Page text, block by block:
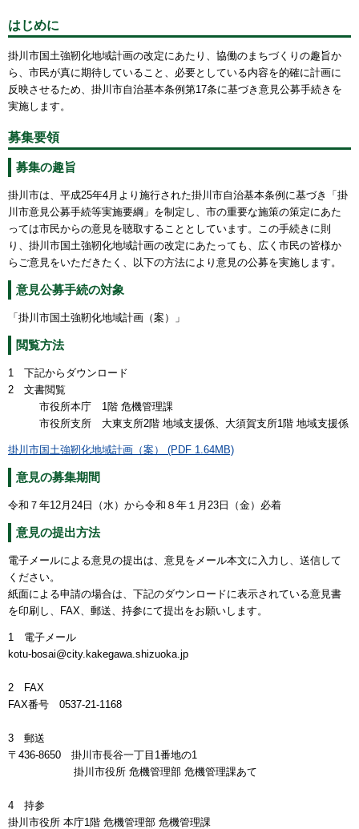
はじめに
掛川市国土強靭化地域計画の改定にあたり、協働のまちづくりの趣旨か
ら、市民が真に期待していること、必要としている内容を的確に計画に
反映させるため、掛川市自治基本条例第17条に基づき意見公募手続きを
実施します。
募集要領
募集の趣旨
掛川市は、平成25年4月より施行された掛川市自治基本条例に基づき「掛
川市意見公募手続等実施要綱」を制定し、市の重要な施策の策定にあた
っては市民からの意見を聴取することとしています。この手続きに則
り、掛川市国土強靭化地域計画の改定にあたっても、広く市民の皆様か
らご意見をいただきたく、以下の方法により意見の公募を実施します。
意見公募手続の対象
「掛川市国土強靭化地域計画（案）」
閲覧方法
1 下記からダウンロード
2 文書閲覧
市役所本庁 1階 危機管理課
市役所支所 大東支所2階 地域支援係、大須賀支所1階 地域支援係
掛川市国土強靭化地域計画（案） (PDF 1.64MB)
意見の募集期間
令和７年12月24日（水）から令和８年１月23日（金）必着
意見の提出方法
電子メールによる意見の提出は、意見をメール本文に入力し、送信して
ください。
紙面による申請の場合は、下記のダウンロードに表示されている意見書
を印刷し、FAX、郵送、持参にて提出をお願いします。
1 電子メール
kotu-bosai@city.kakegawa.shizuoka.jp
2 FAX
FAX番号 0537-21-1168
3 郵送
〒436-8650 掛川市長谷一丁目1番地の1
掛川市役所 危機管理部 危機管理課あて
4 持参
掛川市役所 本庁1階 危機管理部 危機管理課